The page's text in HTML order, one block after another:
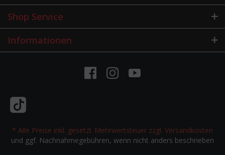
Shop Service
Informationen
* Alle Preise inkl. gesetzl. Mehrwertsteuer zzgl. Versandkosten
und ggf. Nachnahmegebühren, wenn nicht anders beschrieben